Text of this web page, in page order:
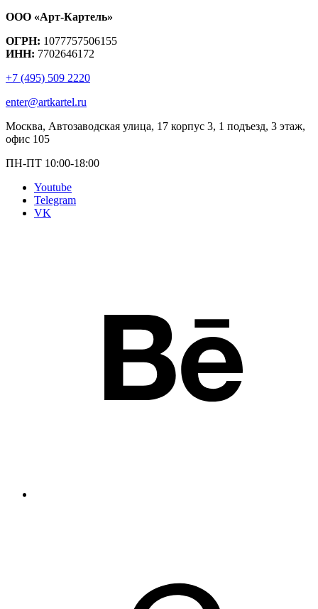
ООО «Арт-Картель»
ОГРН: 1077757506155
ИНН: 7702646172
+7 (495) 509 2220
enter@artkartel.ru
Москва, Автозаводская улица, 17 корпус 3, 1 подъезд, 3 этаж,
офис 105
ПН-ПТ 10:00-18:00
Youtube
Telegram
VK